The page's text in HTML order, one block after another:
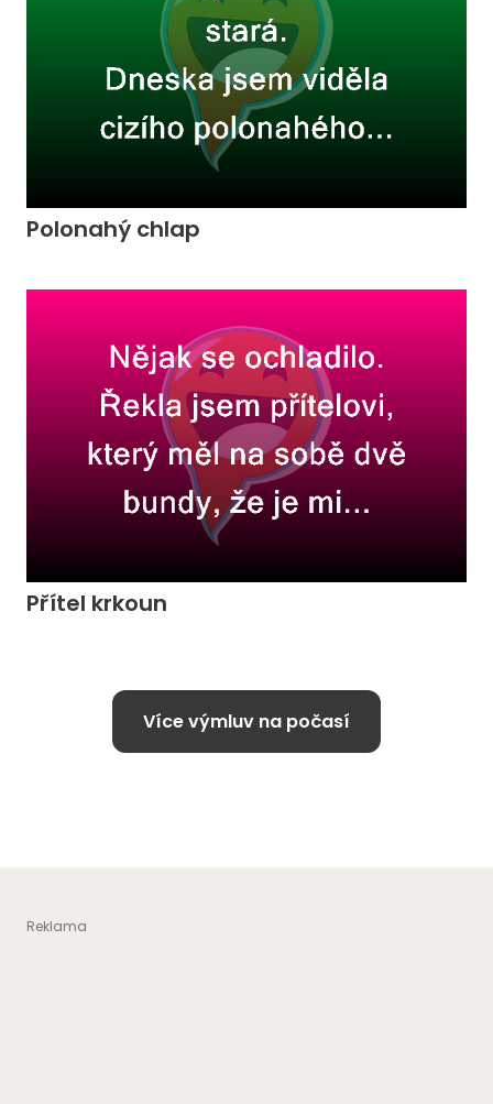
Polonahý chlap
Přítel krkoun
Více výmluv na počasí